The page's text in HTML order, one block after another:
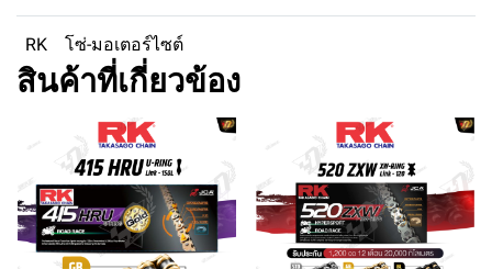
RK โซ่-มอเตอร์ไซต์
สินค้าที่เกี่ยวข้อง